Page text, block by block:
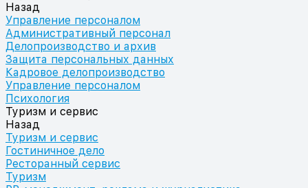
Назад
Управление персоналом
Административный персонал
Делопроизводство и архив
Защита персональных данных
Кадровое делопроизводство
Управление персоналом
Психология
Туризм и сервис
Назад
Туризм и сервис
Гостиничное дело
Ресторанный сервис
Туризм